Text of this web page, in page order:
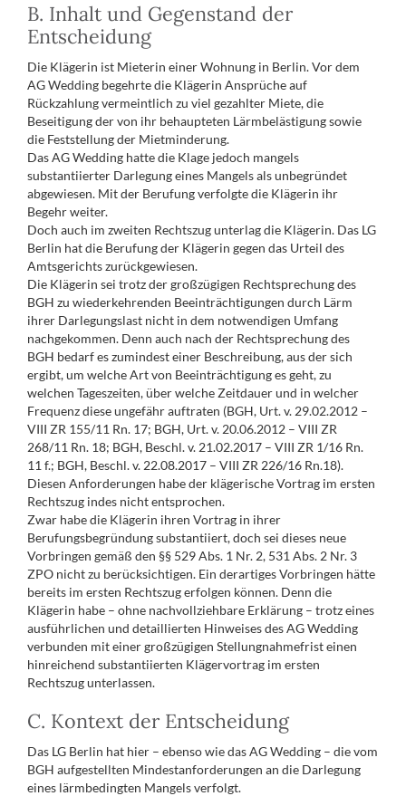
B. Inhalt und Gegenstand der
Entscheidung
Die Klägerin ist Mieterin einer Wohnung in Berlin. Vor dem
AG Wedding begehrte die Klägerin Ansprüche auf
Rückzahlung vermeintlich zu viel gezahlter Miete, die
Beseitigung der von ihr behaupteten Lärmbelästigung sowie
die Feststellung der Mietminderung.
Das AG Wedding hatte die Klage jedoch mangels
substantiierter Darlegung eines Mangels als unbegründet
abgewiesen. Mit der Berufung verfolgte die Klägerin ihr
Begehr weiter.
Doch auch im zweiten Rechtszug unterlag die Klägerin. Das LG
Berlin hat die Berufung der Klägerin gegen das Urteil des
Amtsgerichts zurückgewiesen.
Die Klägerin sei trotz der großzügigen Rechtsprechung des
BGH zu wiederkehrenden Beeinträchtigungen durch Lärm
ihrer Darlegungslast nicht in dem notwendigen Umfang
nachgekommen. Denn auch nach der Rechtsprechung des
BGH bedarf es zumindest einer Beschreibung, aus der sich
ergibt, um welche Art von Beeinträchtigung es geht, zu
welchen Tageszeiten, über welche Zeitdauer und in welcher
Frequenz diese ungefähr auftraten (BGH, Urt. v. 29.02.2012 –
VIII ZR 155/11 Rn. 17; BGH, Urt. v. 20.06.2012 – VIII ZR
268/11 Rn. 18; BGH, Beschl. v. 21.02.2017 – VIII ZR 1/16 Rn.
11 f.; BGH, Beschl. v. 22.08.2017 – VIII ZR 226/16 Rn.18).
Diesen Anforderungen habe der klägerische Vortrag im ersten
Rechtszug indes nicht entsprochen.
Zwar habe die Klägerin ihren Vortrag in ihrer
Berufungsbegründung substantiiert, doch sei dieses neue
Vorbringen gemäß den §§ 529 Abs. 1 Nr. 2, 531 Abs. 2 Nr. 3
ZPO nicht zu berücksichtigen. Ein derartiges Vorbringen hätte
bereits im ersten Rechtszug erfolgen können. Denn die
Klägerin habe – ohne nachvollziehbare Erklärung – trotz eines
ausführlichen und detaillierten Hinweises des AG Wedding
verbunden mit einer großzügigen Stellungnahmefrist einen
hinreichend substantiierten Klägervortrag im ersten
Rechtszug unterlassen.
C. Kontext der Entscheidung
Das LG Berlin hat hier – ebenso wie das AG Wedding – die vom
BGH aufgestellten Mindestanforderungen an die Darlegung
eines lärmbedingten Mangels verfolgt.